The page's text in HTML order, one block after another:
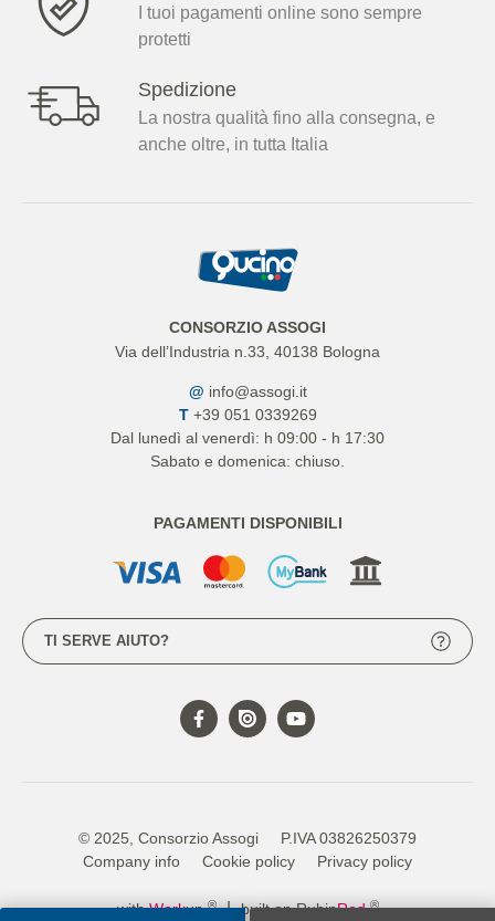
I tuoi pagamenti online sono sempre
protetti
Spedizione
La nostra qualità fino alla consegna, e
anche oltre, in tutta Italia
CONSORZIO ASSOGI
Via dell’Industria n.33, 40138 Bologna
@ info@assogi.it
T +39 051 0339269
Dal lunedì al venerdì: h 09:00 - h 17:30
Sabato e domenica: chiuso.
PAGAMENTI DISPONIBILI
TI SERVE AIUTO?
© 2025, Consorzio Assogi
P.IVA 03826250379
Company info
Cookie policy Privacy policy
withWorkup® | built on RubinRed ®